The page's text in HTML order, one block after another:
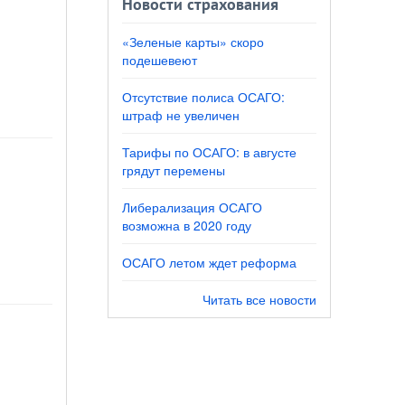
Новости страхования
«Зеленые карты» скоро
подешевеют
Отсутствие полиса ОСАГО:
штраф не увеличен
Тарифы по ОСАГО: в августе
грядут перемены
Либерализация ОСАГО
возможна в 2020 году
ОСАГО летом ждет реформа
Читать все новости